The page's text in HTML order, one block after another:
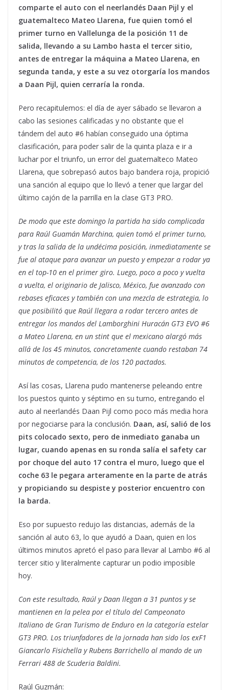
comparte el auto con el neerlandés Daan Pijl y el
guatemalteco Mateo Llarena, fue quien tomó el
primer turno en Vallelunga de la posición 11 de
salida, llevando a su Lambo hasta el tercer sitio,
antes de entregar la máquina a Mateo Llarena, en
segunda tanda, y este a su vez otorgaría los mandos
a Daan Pijl, quien cerraría la ronda.
Pero recapitulemos: el día de ayer sábado se llevaron a
cabo las sesiones calificadas y no obstante que el
tándem del auto #6 habían conseguido una óptima
clasificación, para poder salir de la quinta plaza e ir a
luchar por el triunfo, un error del guatemalteco Mateo
Llarena, que sobrepasó autos bajo bandera roja, propició
una sanción al equipo que lo llevó a tener que largar del
último cajón de la parrilla en la clase GT3 PRO.
De modo que este domingo la partida ha sido complicada
para Raúl Guamán Marchina, quien tomó el primer turno,
y tras la salida de la undécima posición, inmediatamente se
fue al ataque para avanzar un puesto y empezar a rodar ya
en el top-10 en el primer giro. Luego, poco a poco y vuelta
a vuelta, el originario de Jalisco, México, fue avanzado con
rebases eficaces y también con una mezcla de estrategia, lo
que posibilitó que Raúl llegara a rodar tercero antes de
entregar los mandos del Lamborghini Huracán GT3 EVO #6
a Mateo Llarena, en un stint que el mexicano alargó más
allá de los 45 minutos, concretamente cuando restaban 74
minutos de competencia, de los 120 pactados.
Así las cosas, Llarena pudo mantenerse peleando entre
los puestos quinto y séptimo en su turno, entregando el
auto al neerlandés Daan Pijl como poco más media hora
por negociarse para la conclusión. Daan, así, salió de los
pits colocado sexto, pero de inmediato ganaba un
lugar, cuando apenas en su ronda salía el safety car
por choque del auto 17 contra el muro, luego que el
coche 63 le pegara arteramente en la parte de atrás
y propiciando su despiste y posterior encuentro con
la barda.
Eso por supuesto redujo las distancias, además de la
sanción al auto 63, lo que ayudó a Daan, quien en los
últimos minutos apretó el paso para llevar al Lambo #6 al
tercer sitio y literalmente capturar un podio imposible
hoy.
Con este resultado, Raúl y Daan llegan a 31 puntos y se
mantienen en la pelea por el título del Campeonato
Italiano de Gran Turismo de Enduro en la categoría estelar
GT3 PRO. Los triunfadores de la jornada han sido los exF1
Giancarlo Fisichella y Rubens Barrichello al mando de un
Ferrari 488 de Scuderia Baldini.
Raúl Guzmán: